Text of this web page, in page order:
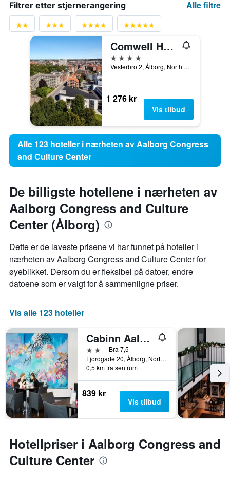
Filtrer etter stjernerangering Alle filtre
Comwell Hvide Hus Aalborg
4 stjerner
Vesterbro 2, Ålborg, North Jutland, Danmark
1 276 kr
Vis tilbud
Alle 123 hoteller i nærheten av Aalborg Congress
and Culture Center
De billigste hotellene i nærheten av
Aalborg Congress and Culture
Center (Ålborg)
Dette er de laveste prisene vi har funnet på hoteller i
nærheten av Aalborg Congress and Culture Center for
øyeblikket. Dersom du er fleksibel på datoer, endre
datoene som er valgt for å sammenligne priser.
Vis alle 123 hoteller
Cabinn Aalborg Hotel
2 stjernerBra 7,5
Fjordgade 20, Ålborg, North Jutland, Danmark
0,5 km fra sentrum
839 kr
Vis tilbud
Hotellpriser i Aalborg Congress and
Culture Center